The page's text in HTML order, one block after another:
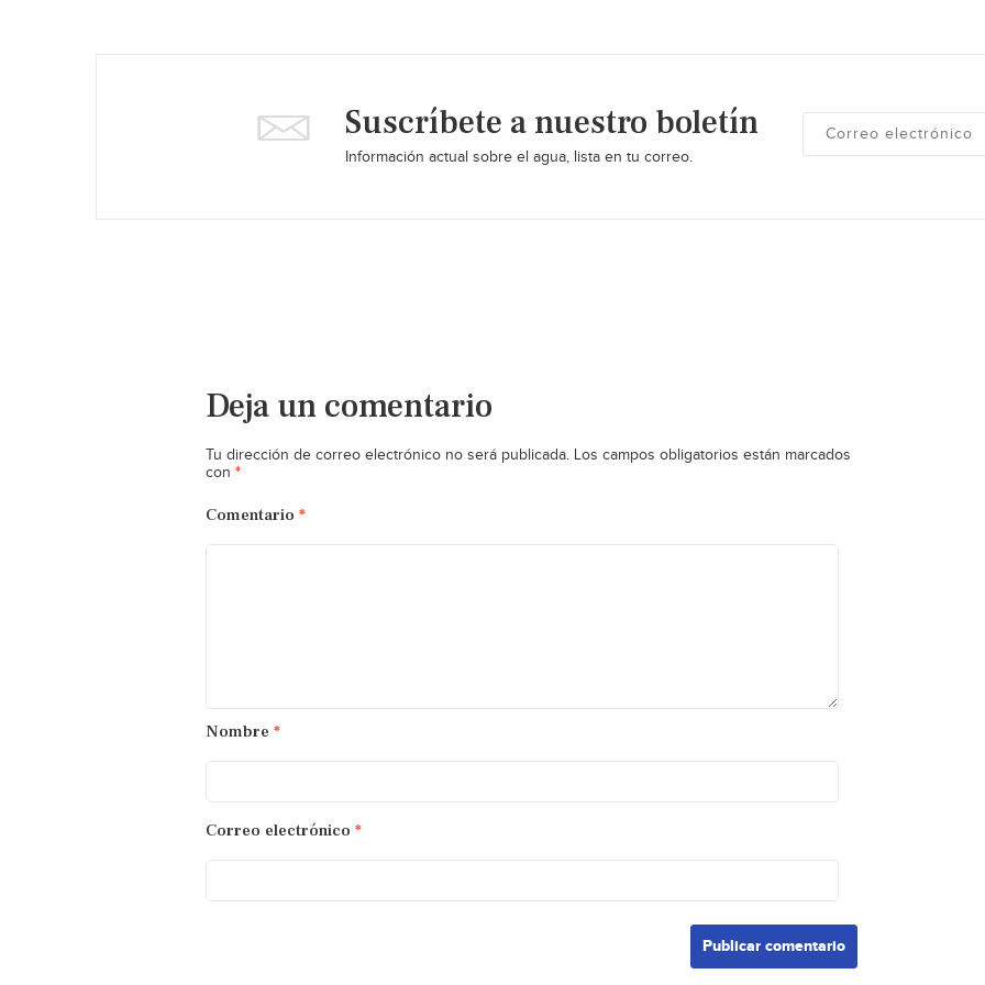
Suscríbete a nuestro boletín
Información actual sobre el agua, lista en tu correo.
Deja un comentario
Tu dirección de correo electrónico no será publicada. Los campos obligatorios están marcados
con *
Comentario *
Nombre *
Correo electrónico *